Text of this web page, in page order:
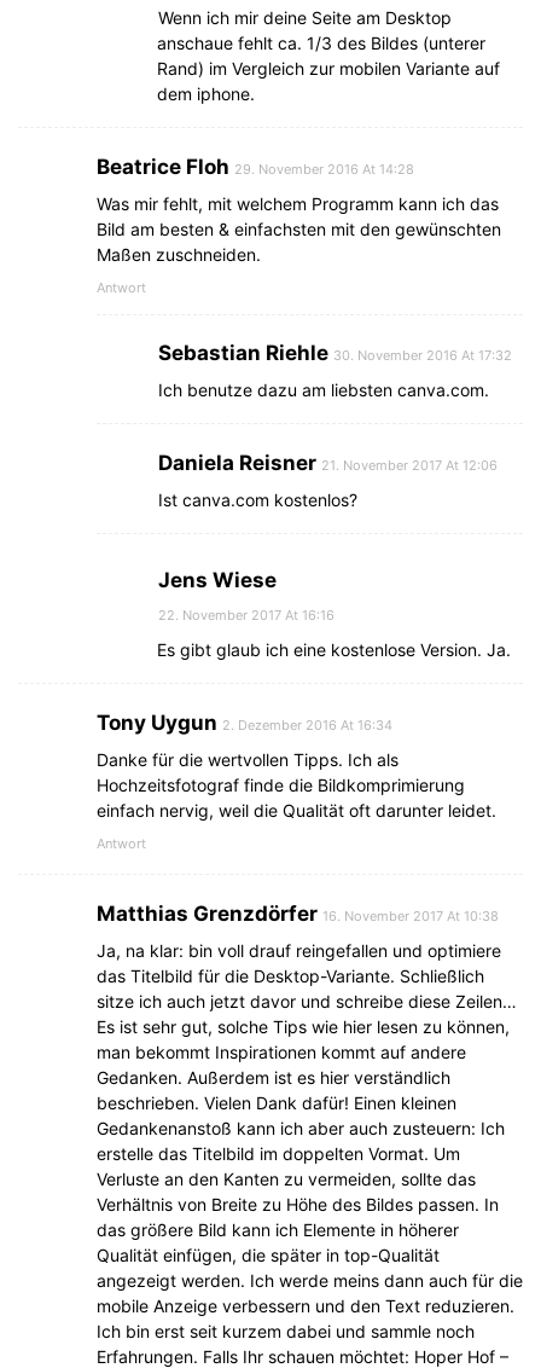
Wenn ich mir deine Seite am Desktop
anschaue fehlt ca. 1/3 des Bildes (unterer
Rand) im Vergleich zur mobilen Variante auf
dem iphone.
Beatrice Floh 29. November 2016 At 14:28
Was mir fehlt, mit welchem Programm kann ich das
Bild am besten & einfachsten mit den gewünschten
Maßen zuschneiden.
Antwort
Sebastian Riehle 30. November 2016 At 17:32
Ich benutze dazu am liebsten canva.com.
Daniela Reisner 21. November 2017 At 12:06
Ist canva.com kostenlos?
Jens Wiese
22. November 2017 At 16:16
Es gibt glaub ich eine kostenlose Version. Ja.
Tony Uygun 2. Dezember 2016 At 16:34
Danke für die wertvollen Tipps. Ich als
Hochzeitsfotograf finde die Bildkomprimierung
einfach nervig, weil die Qualität oft darunter leidet.
Antwort
Matthias Grenzdörfer 16. November 2017 At 10:38
Ja, na klar: bin voll drauf reingefallen und optimiere
das Titelbild für die Desktop-Variante. Schließlich
sitze ich auch jetzt davor und schreibe diese Zeilen…
Es ist sehr gut, solche Tips wie hier lesen zu können,
man bekommt Inspirationen kommt auf andere
Gedanken. Außerdem ist es hier verständlich
beschrieben. Vielen Dank dafür! Einen kleinen
Gedankenanstoß kann ich aber auch zusteuern: Ich
erstelle das Titelbild im doppelten Vormat. Um
Verluste an den Kanten zu vermeiden, sollte das
Verhältnis von Breite zu Höhe des Bildes passen. In
das größere Bild kann ich Elemente in höherer
Qualität einfügen, die später in top-Qualität
angezeigt werden. Ich werde meins dann auch für die
mobile Anzeige verbessern und den Text reduzieren.
Ich bin erst seit kurzem dabei und sammle noch
Erfahrungen. Falls Ihr schauen möchtet: Hoper Hof –